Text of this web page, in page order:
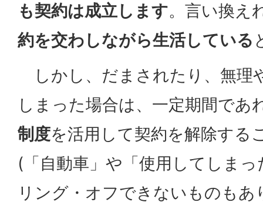
も契約は成立します。言い換え
約を交わしながら生活している
しかし、だまされたり、無理
しまった場合は、一定期間であ
制度を活用して契約を解除する
(「自動車」や「使用してしま
リング・オフできないものもあ